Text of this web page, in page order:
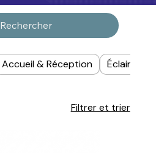
Accueil & Réception Éclairage
Filtrer et trier
Rechercher